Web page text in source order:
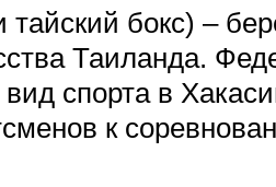
бокс) –
Таиланда.
вид спорта в
к